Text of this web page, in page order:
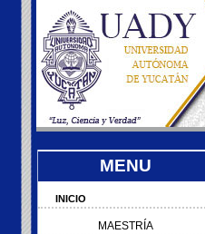
MENU
INICIO
MAESTRÍA